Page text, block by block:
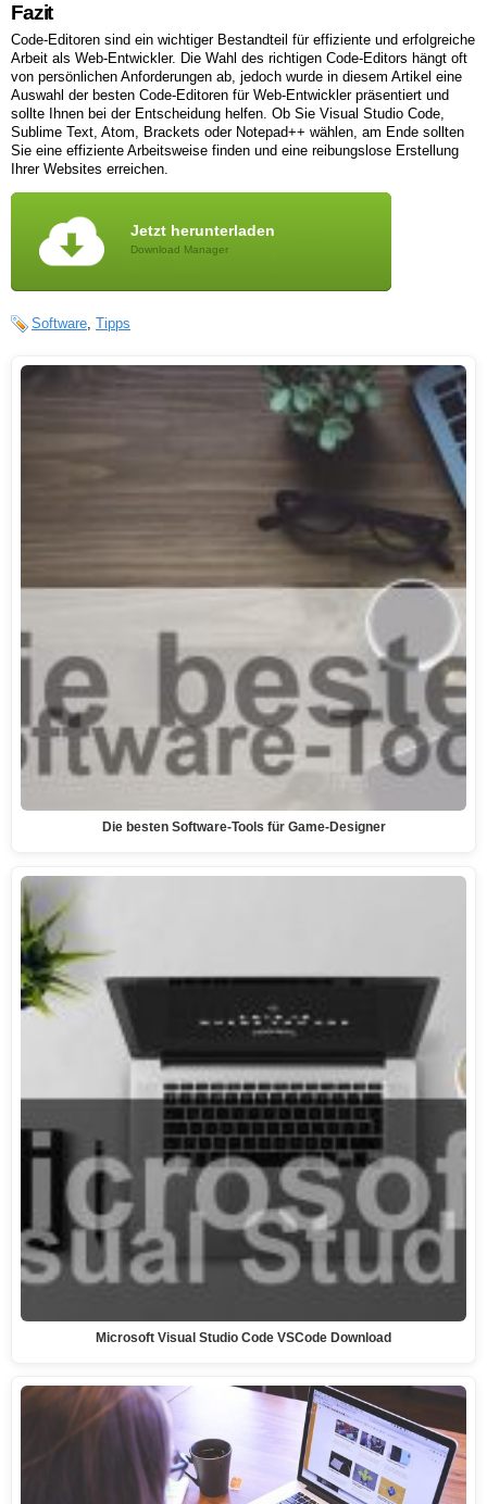
Fazit
Code-Editoren sind ein wichtiger Bestandteil für effiziente und erfolgreiche
Arbeit als Web-Entwickler. Die Wahl des richtigen Code-Editors hängt oft
von persönlichen Anforderungen ab, jedoch wurde in diesem Artikel eine
Auswahl der besten Code-Editoren für Web-Entwickler präsentiert und
sollte Ihnen bei der Entscheidung helfen. Ob Sie Visual Studio Code,
Sublime Text, Atom, Brackets oder Notepad++ wählen, am Ende sollten
Sie eine effiziente Arbeitsweise finden und eine reibungslose Erstellung
Ihrer Websites erreichen.
Jetzt herunterladen
Download Manager
Software, Tipps
Die besten Software-Tools für Game-Designer
Microsoft Visual Studio Code VSCode Download